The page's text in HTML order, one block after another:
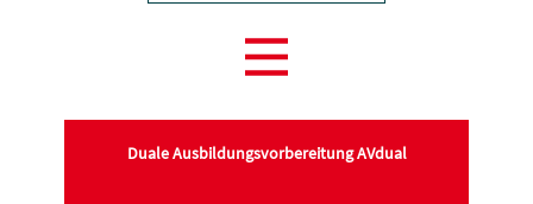
Duale Ausbildungsvorbereitung AVdual